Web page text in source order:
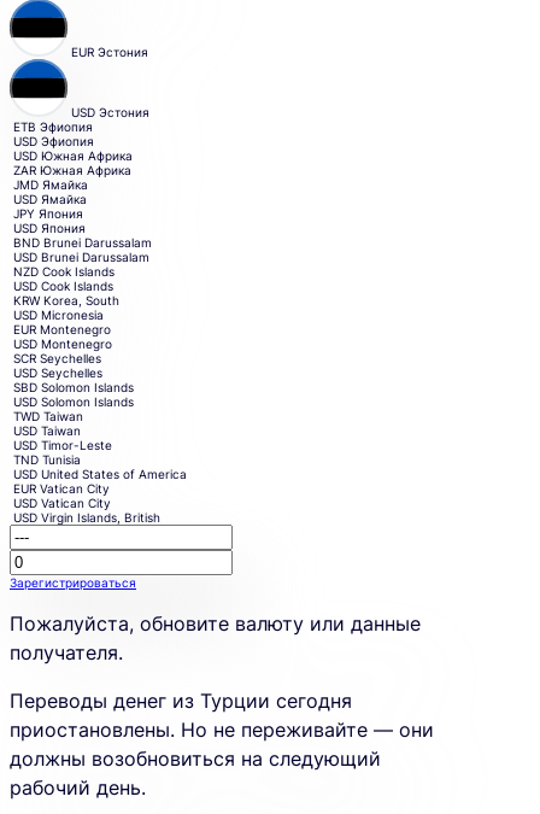
EUR Эстония
USD Эстония
ETB Эфиопия
USD Эфиопия
USD Южная Африка
ZAR Южная Африка
JMD Ямайка
USD Ямайка
JPY Япония
USD Япония
BND Brunei Darussalam
USD Brunei Darussalam
NZD Cook Islands
USD Cook Islands
KRW Korea, South
USD Micronesia
EUR Montenegro
USD Montenegro
SCR Seychelles
USD Seychelles
SBD Solomon Islands
USD Solomon Islands
TWD Taiwan
USD Taiwan
USD Timor-Leste
TND Tunisia
USD United States of America
EUR Vatican City
USD Vatican City
USD Virgin Islands, British
Receiving
This
due
the
calculator.
Зарегистрироваться
an
account
proceed
in
a
new
tab.
Пожалуйста, обновите валюту или данные
получателя.
Переводы денег из Турции сегодня
приостановлены. Но не переживайте — они
должны возобновиться на следующий
рабочий день.